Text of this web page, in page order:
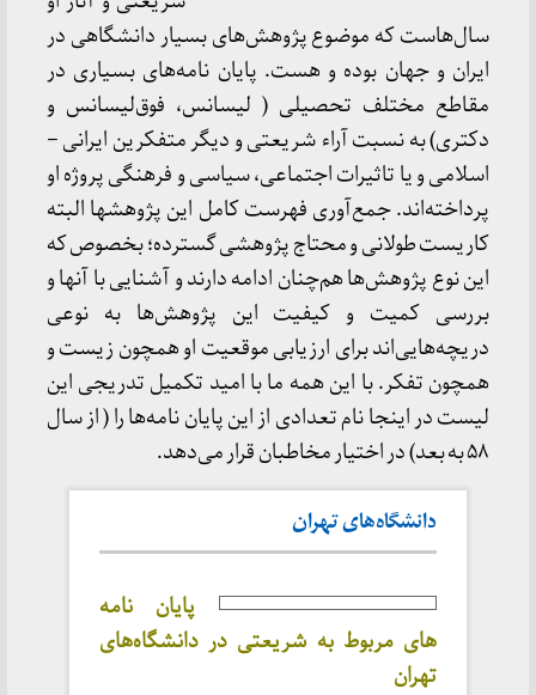
سال‌هاست که موضوع پژوهش‌های بسیار دانشگاهی در
ایران و جهان بوده و هست. پایان نامه‌های بسیاری در
مقاطع مختلف تحصیلی ( لیسانس، فوق‌لیسانس و
دکتری) به نسبت آراء شریعتی و دیگر متفکرین ایرانی –
اسلامی و یا تاثیرات اجتماعی، سیاسی و فرهنگی پروژه او
پرداخته‌اند. جمع‌آوری فهرست کامل این پژوهشها البته
کاریست طولانی و محتاج پژوهشی گسترده؛ بخصوص که
این نوع پژوهش‌ها هم‌چنان ادامه دارند و آشنایی با آنها و
بررسی کمیت و کیفیت این پژوهش‌ها به نوعی
دریچه‌هایی‌اند برای ارزیابی موقعیت او همچون زیست و
همچون تفکر. با این همه ما با امید تکمیل تدریجی این
لیست در اینجا نام تعدادی از این پایان نامه‌ها را ( از سال
۵۸ به بعد) در اختیار مخاطبان قرار می‌دهد.
دانشگاه‌های تهران
پایان نامه
های مربوط به شریعتی در دانشگاه‌های
تهران